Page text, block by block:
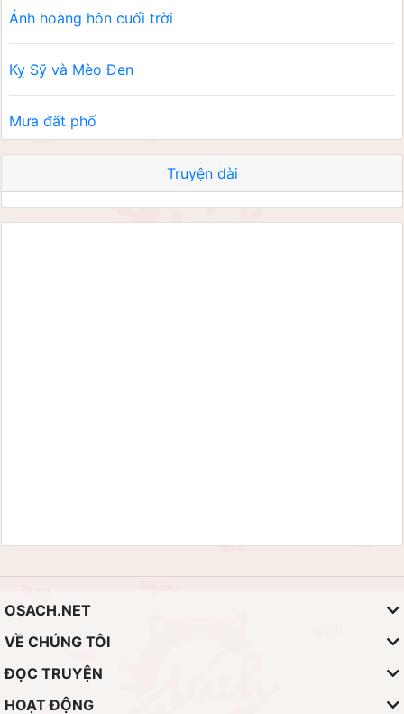
Ánh hoàng hôn cuối trời
Kỵ Sỹ và Mèo Đen
Mưa đất phố
Truyện dài
OSACH.NET
VỀ CHÚNG TÔI
ĐỌC TRUYỆN
HOẠT ĐỘNG